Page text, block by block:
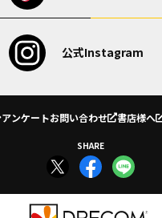
公式Instagram
アンケートお問い合わせ 書店様へ
SHARE